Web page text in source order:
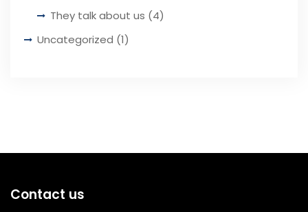
They talk about us (4)
Uncategorized (1)
Contact us